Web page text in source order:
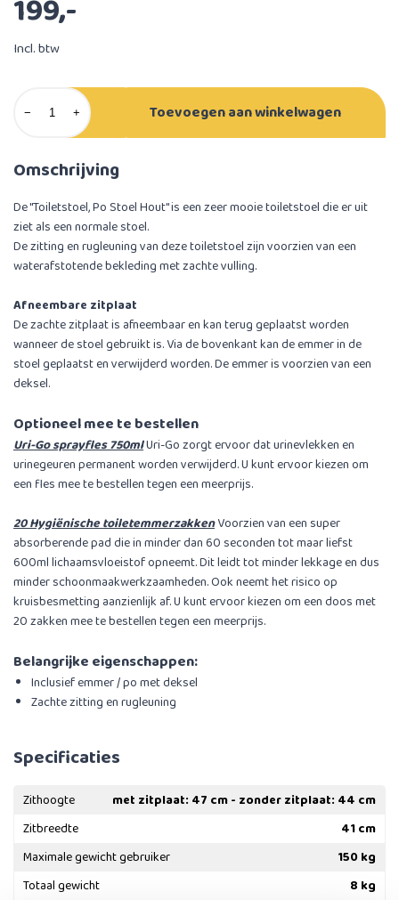
199,-
Incl. btw
− + Toevoegen aan winkelwagen
Omschrijving
De ''Toiletstoel, Po Stoel Hout'' is een zeer mooie toiletstoel die er uit
ziet als een normale stoel.
De zitting en rugleuning van deze toiletstoel zijn voorzien van een
waterafstotende bekleding met zachte vulling.
Afneembare zitplaat
De zachte zitplaat is afneembaar en kan terug geplaatst worden
wanneer de stoel gebruikt is. Via de bovenkant kan de emmer in de
stoel geplaatst en verwijderd worden. De emmer is voorzien van een
deksel.
Optioneel mee te bestellen
Uri-Go sprayfles 750mlUri-Go zorgt ervoor dat urinevlekken en
urinegeuren permanent worden verwijderd. U kunt ervoor kiezen om
een fles mee te bestellen tegen een meerprijs.
20 Hygiënische toiletemmerzakkenVoorzien van een super
absorberende pad die in minder dan 60 seconden tot maar liefst
600ml lichaamsvloeistof opneemt. Dit leidt tot minder lekkage en dus
minder schoonmaakwerkzaamheden. Ook neemt het risico op
kruisbesmetting aanzienlijk af. U kunt ervoor kiezen om een doos met
20 zakken mee te bestellen tegen een meerprijs.
Belangrijke eigenschappen:
Inclusief emmer / po met deksel
Zachte zitting en rugleuning
Specificaties
Zithoogte
met zitplaat: 47 cm - zonder zitplaat: 44 cm
Zitbreedte
41 cm
Maximale gewicht gebruiker
150 kg
Totaal gewicht
8 kg